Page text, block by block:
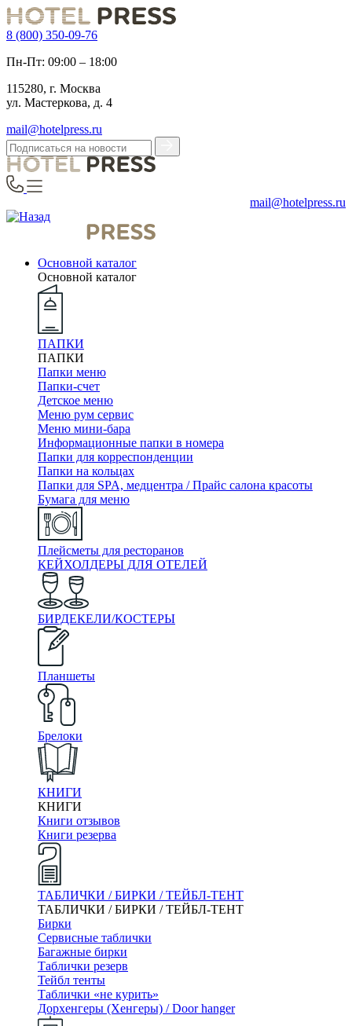
8 (800) 350-09-76
Пн-Пт: 09:00 – 18:00
115280, г. Москва
ул. Мастеркова, д. 4
mail@hotelpress.ru
mail@hotelpress.ru
Основной каталог
Основной каталог
ПАПКИ
ПАПКИ
Папки меню
Папки-счет
Детское меню
Меню рум сервис
Меню мини-бара
Информационные папки в номера
Папки для корреспонденции
Папки на кольцах
Папки для SPA, медцентра / Прайс салона красоты
Бумага для меню
Плейсметы для ресторанов
КЕЙХОЛДЕРЫ ДЛЯ ОТЕЛЕЙ
БИРДЕКЕЛИ/КОСТЕРЫ
Планшеты
Брелоки
КНИГИ
КНИГИ
Книги отзывов
Книги резерва
ТАБЛИЧКИ / БИРКИ / ТЕЙБЛ-ТЕНТ
ТАБЛИЧКИ / БИРКИ / ТЕЙБЛ-ТЕНТ
Бирки
Сервисные таблички
Багажные бирки
Таблички резерв
Тейбл тенты
Таблички «не курить»
Дорхенгеры (Хенгеры) / Door hanger